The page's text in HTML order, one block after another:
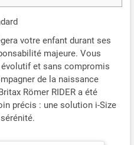
votre enfant durant ses
majeure. Vous
et sans compromis
de la naissance
Römer RIDER a été
précis : une solution i-Size